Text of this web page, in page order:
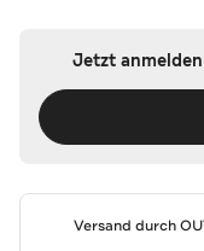
Jetzt
Versand durch